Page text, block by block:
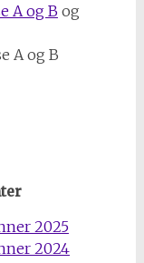
A og B og
A og B
2025
2024